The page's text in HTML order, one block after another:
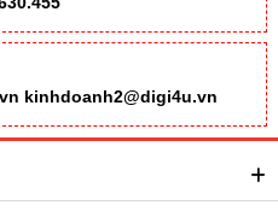
kinhdoanh2@digi4u.vn